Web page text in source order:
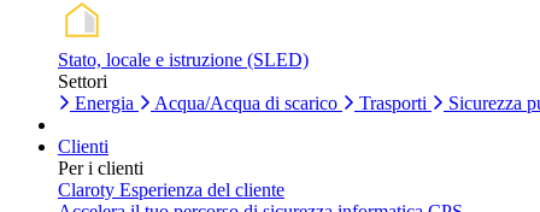
Stato, locale e istruzione (SLED)
Settori
Energia
Acqua/Acqua di scarico Trasporti Sicurezza
Clienti
Per i clienti
Claroty Esperienza del cliente